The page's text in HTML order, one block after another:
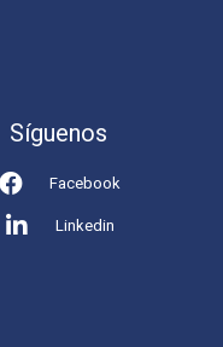
Síguenos
Facebook
Linkedin